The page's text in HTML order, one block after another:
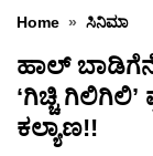
Home » ಸಿನಿಮಾ
ಹಾಲ್
‘ಗಿಚ್ಚಿ
ಕಲ್ಯಾಣ!!